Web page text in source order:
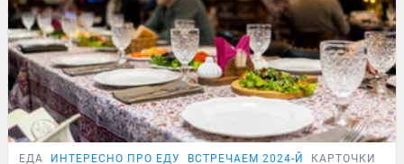
ЕДА ИНТЕРЕСНО ПРО ЕДУ ВСТРЕЧАЕМ 2024-Й КАРТОЧКИ